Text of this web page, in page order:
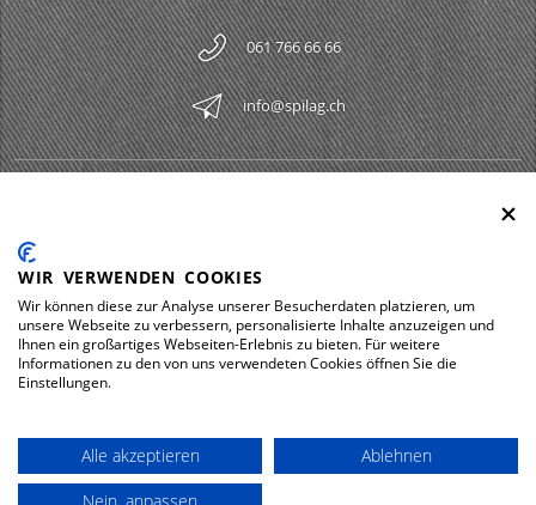
061 766 66 66
info@spilag.ch
LEGAL
DOWNLOADS
© 2026 Spilag AG
WIR VERWENDEN COOKIES
Wir können diese zur Analyse unserer Besucherdaten platzieren, um
unsere Webseite zu verbessern, personalisierte Inhalte anzuzeigen und
Ihnen ein großartiges Webseiten-Erlebnis zu bieten. Für weitere
Informationen zu den von uns verwendeten Cookies öffnen Sie die
Einstellungen.
Alle akzeptieren
Ablehnen